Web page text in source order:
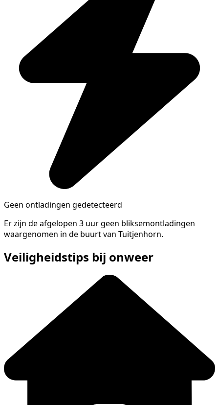
Geen ontladingen gedetecteerd
Er zijn de afgelopen 3 uur geen bliksemontladingen
waargenomen in de buurt van Tuitjenhorn.
Veiligheidstips bij onweer